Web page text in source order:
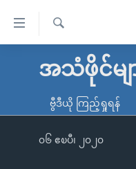
လွယ်ကူ
သည့်
မူလစာမျက်နှာ
ကမ္ဘာ့သတင်းများ
နိုင်ငံတကာ
ရ
အသံဖိုင်မျ
ဗွီဒီယို ကြည့်ရှုရန်
၀၆ ဧၿပီ၊ ၂၀၂၀